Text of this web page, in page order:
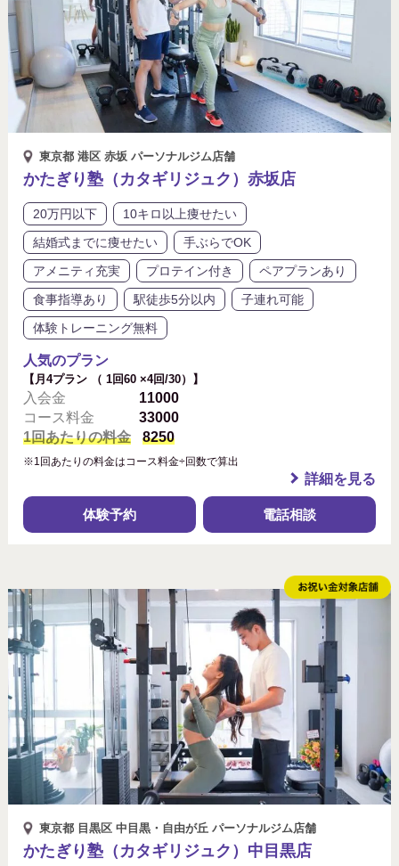
東京都 港区 赤坂 パーソナルジム店舗
かたぎり塾（カタギリジュク）赤坂店
20万円以下
10キロ以上痩せたい
結婚式までに痩せたい
手ぶらでOK
アメニティ充実
プロテイン付き
ペアプランあり
食事指導あり
駅徒歩5分以内
子連れ可能
体験トレーニング無料
人気のプラン
【月4プラン （ 1回60 ×4回/30）】
入会金
11000
コース料金
33000
1回あたりの料金
8250
※1回あたりの料金はコース料金÷回数で算出
詳細を見る
体験予約 電話相談
東京都 目黒区 中目黒・自由が丘 パーソナルジム店舗
かたぎり塾（カタギリジュク）中目黒店